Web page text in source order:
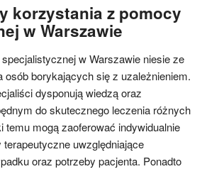
korzystania z pomocy
w Warszawie
w Warszawie niesie ze
osób borykających się z uzależnieniem.
dysponują wiedzą oraz
do skutecznego leczenia różnych
temu mogą zaoferować indywidualnie
uwzględniające
oraz potrzeby pacjenta. Ponadto